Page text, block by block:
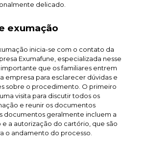
delicado.
exumação
inicia-se com o contato da
Exumafune, especializada nesse
que os familiares entrem
empresa para esclarecer dúvidas e
sobre o procedimento. O primeiro
visita para discutir todos os
e reunir os documentos
documentos geralmente incluem a
a autorização do cartório, que são
o andamento do processo.